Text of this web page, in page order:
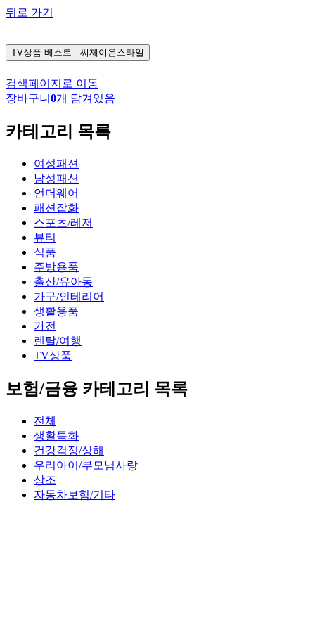
뒤로 가기
TV상품 베스트 - 씨제이온스타일
검색페이지로 이동
장바구니 0개 담겨있음
카테고리 목록
여성패션
남성패션
언더웨어
패션잡화
스포츠/레저
뷰티
식품
주방용품
출산/유아동
가구/인테리어
생활용품
가전
렌탈/여행
TV상품
보험/금융 카테고리 목록
전체
생활특화
건강걱정/상해
우리아이/부모님사랑
상조
자동차보험/기타